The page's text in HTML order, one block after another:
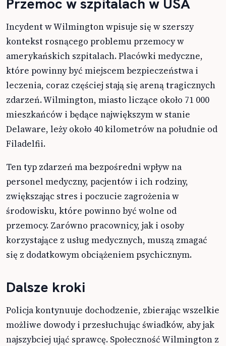
Incydent w Wilmington wpisuje się w szerszy
kontekst rosnącego problemu przemocy w
amerykańskich szpitalach. Placówki medyczne,
które powinny być miejscem bezpieczeństwa i
leczenia, coraz częściej stają się areną tragicznych
zdarzeń. Wilmington, miasto liczące około 71 000
mieszkańców i będące największym w stanie
Delaware, leży około 40 kilometrów na południe od
Filadelfii.
Ten typ zdarzeń ma bezpośredni wpływ na
personel medyczny, pacjentów i ich rodziny,
zwiększając stres i poczucie zagrożenia w
środowisku, które powinno być wolne od
przemocy. Zarówno pracownicy, jak i osoby
korzystające z usług medycznych, muszą zmagać
się z dodatkowym obciążeniem psychicznym.
Dalsze kroki
Policja kontynuuje dochodzenie, zbierając wszelkie
możliwe dowody i przesłuchując świadków, aby jak
najszybciej ująć sprawcę. Społeczność Wilmington z